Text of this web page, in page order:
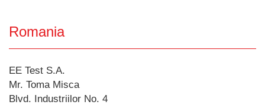
Romania
EE Test S.A.
Mr. Toma Misca
Blvd. Industriilor No. 4